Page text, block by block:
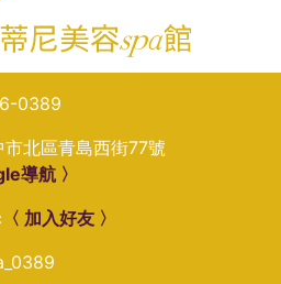
0389
北區青島西街77號
導航 〉
〈 加入好友 〉